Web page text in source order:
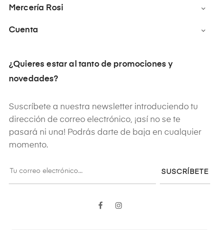
Mercería Rosi 
Cuenta 
¿Quieres estar al tanto de promociones y
novedades?
Suscríbete a nuestra newsletter introduciendo tu
dirección de correo electrónico, ¡así no se te
pasará ni una! Podrás darte de baja en cualquier
momento.
SUSCRÍBETE
Facebook